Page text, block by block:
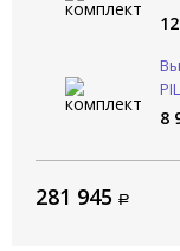
8
281 945